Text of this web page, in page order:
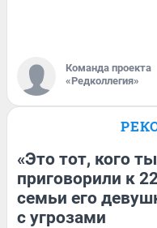
Команда проекта
«Редколлегия»
«Это тот, кого
приговорили к
семьи его
с угрозами